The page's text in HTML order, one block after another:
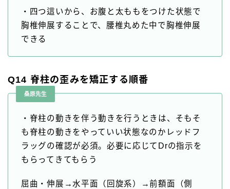
・四つ這いから、お腹と太ももをつけた状態で
胸椎伸展することで、腰椎丸めた中で胸椎伸展
できる
Q14 脊柱の歪みを矯正する順番
桑原先生
・脊柱の動きを伴う動きを行うときは、そもそ
も脊柱の動きをやっていい状態なのかレッドフ
ラッグの確認が必須。必要に応じてDrの指示を
もらってきてもらう
屈曲・伸展→水平面（回旋系）→前額面（側